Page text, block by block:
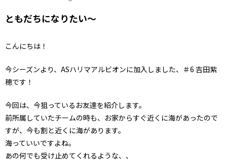
ともだちになりたい～
こんにちは！
今シーズンより、ASハリマアルビオンに加入しました、＃6 吉田紫
穂です！
今回は、今狙っているお友達を紹介します。
前所属していたチームの時も、お家からすぐ近くに海があったので
すが、今も割と近くに海があります。
海っていいですよね。
あの何でも受け止めてくれるような、、